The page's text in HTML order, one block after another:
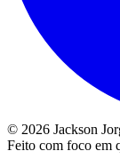
© 2026 Jackson
Feito com foco em